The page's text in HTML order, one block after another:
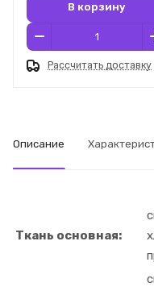
В корзину
Рассчитать доставку
Описание
Ткань основная: